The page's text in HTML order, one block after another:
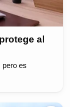
al
pero es